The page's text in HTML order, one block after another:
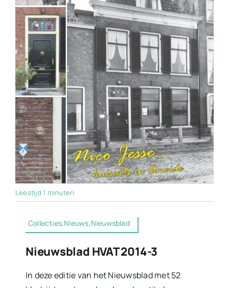
Leestijd 1 minuten
Collecties,Nieuws,Nieuwsblad
Nieuwsblad HVAT 2014-3
In deze editie van het Nieuwsblad met 52